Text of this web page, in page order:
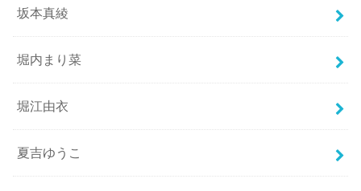
坂本真綾
堀内まり菜
堀江由衣
夏吉ゆうこ